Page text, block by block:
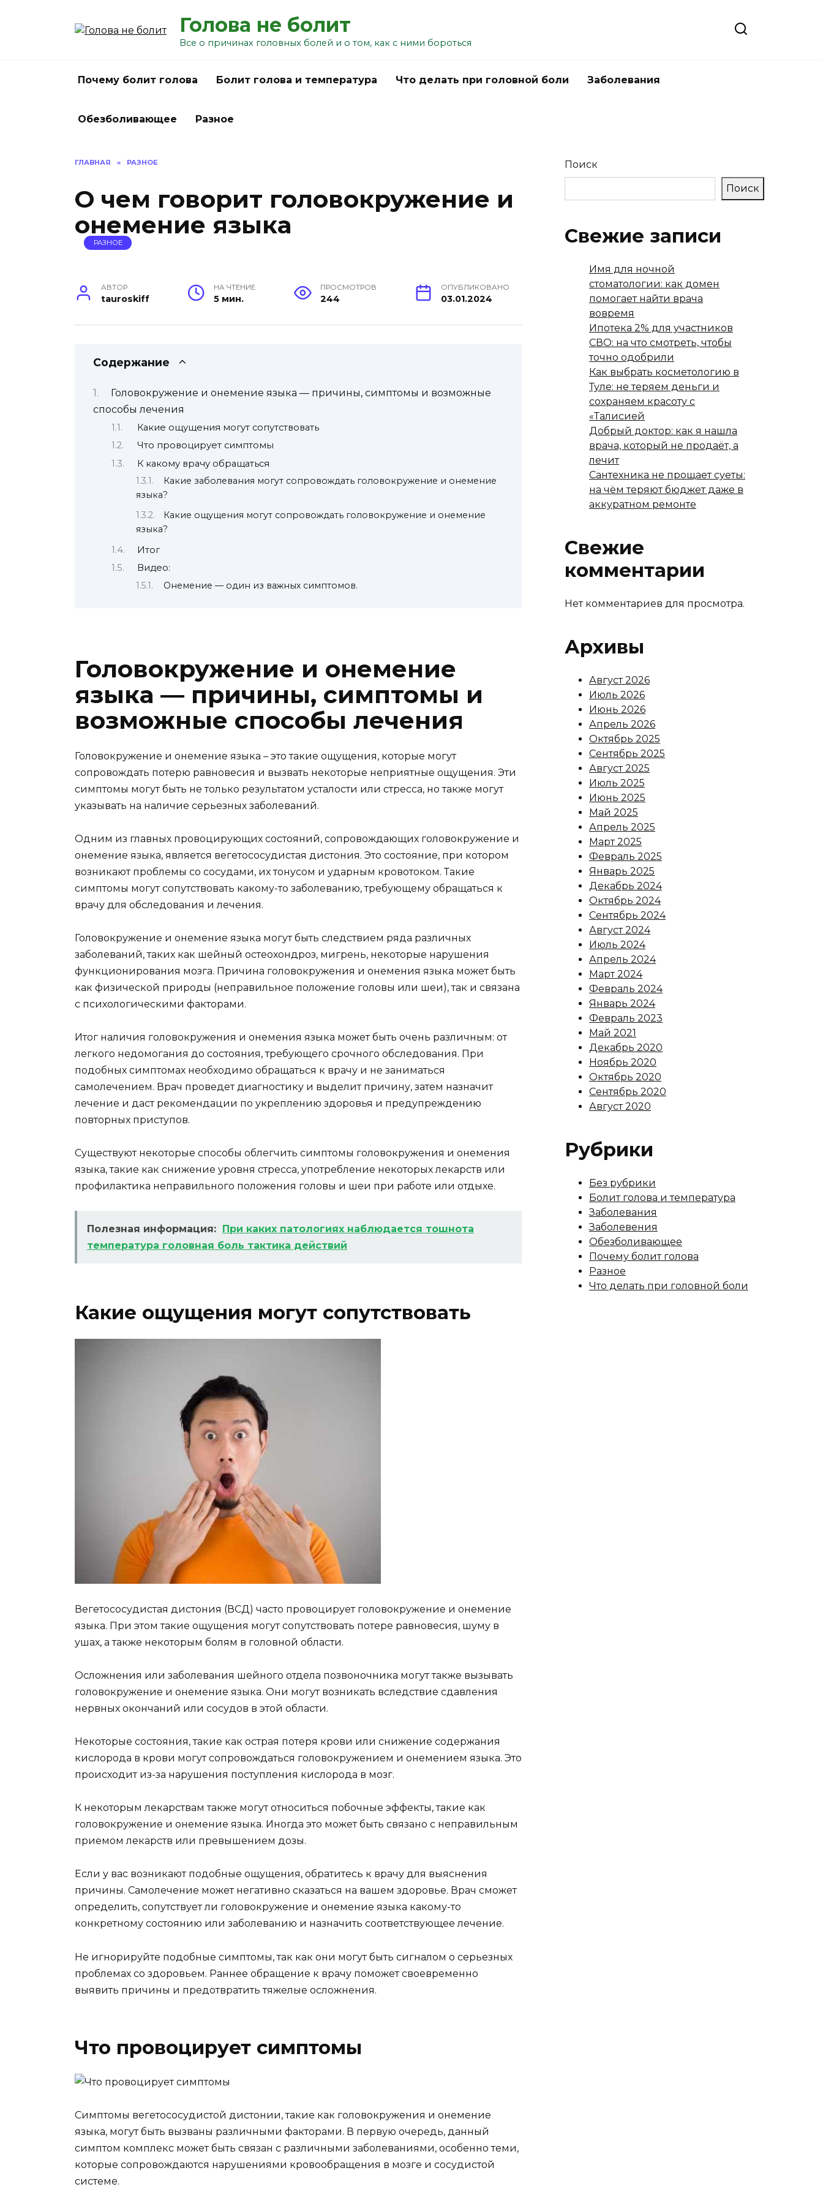
Голова не болит
Все о причинах головных болей и о том, как с ними бороться
Почему болит голова Болит голова и температура Что делать при головной боли Заболевания
Обезболивающее Разное
ГЛАВНАЯ » РАЗНОЕ
О чем говорит головокружение и
онемение языка
РАЗНОЕ
АВТОР
tauroskiff
НА ЧТЕНИЕ
5 мин.
ПРОСМОТРОВ
244
ОПУБЛИКОВАНО
03.01.2024
Содержание
Головокружение и онемение языка — причины, симптомы и возможные
способы лечения
Какие ощущения могут сопутствовать
Что провоцирует симптомы
К какому врачу обращаться
Какие заболевания могут сопровождать головокружение и онемение
языка?
Какие ощущения могут сопровождать головокружение и онемение
языка?
Итог
Видео:
Онемение — один из важных симптомов.
Головокружение и онемение
языка — причины, симптомы и
возможные способы лечения
Головокружение и онемение языка – это такие ощущения, которые могут
сопровождать потерю равновесия и вызвать некоторые неприятные ощущения. Эти
симптомы могут быть не только результатом усталости или стресса, но также могут
указывать на наличие серьезных заболеваний.
Одним из главных провоцирующих состояний, сопровождающих головокружение и
онемение языка, является вегетососудистая дистония. Это состояние, при котором
возникают проблемы со сосудами, их тонусом и ударным кровотоком. Такие
симптомы могут сопутствовать какому-то заболеванию, требующему обращаться к
врачу для обследования и лечения.
Головокружение и онемение языка могут быть следствием ряда различных
заболеваний, таких как шейный остеохондроз, мигрень, некоторые нарушения
функционирования мозга. Причина головокружения и онемения языка может быть
как физической природы (неправильное положение головы или шеи), так и связана
с психологическими факторами.
Итог наличия головокружения и онемения языка может быть очень различным: от
легкого недомогания до состояния, требующего срочного обследования. При
подобных симптомах необходимо обращаться к врачу и не заниматься
самолечением. Врач проведет диагностику и выделит причину, затем назначит
лечение и даст рекомендации по укреплению здоровья и предупреждению
повторных приступов.
Существуют некоторые способы облегчить симптомы головокружения и онемения
языка, такие как снижение уровня стресса, употребление некоторых лекарств или
профилактика неправильного положения головы и шеи при работе или отдыхе.
Полезная информация:
При каких патологиях наблюдается тошнота
температура головная боль тактика действий
Какие ощущения могут сопутствовать
Вегетососудистая дистония (ВСД) часто провоцирует головокружение и онемение
языка. При этом такие ощущения могут сопутствовать потере равновесия, шуму в
ушах, а также некоторым болям в головной области.
Осложнения или заболевания шейного отдела позвоночника могут также вызывать
головокружение и онемение языка. Они могут возникать вследствие сдавления
нервных окончаний или сосудов в этой области.
Некоторые состояния, такие как острая потеря крови или снижение содержания
кислорода в крови могут сопровождаться головокружением и онемением языка. Это
происходит из-за нарушения поступления кислорода в мозг.
К некоторым лекарствам также могут относиться побочные эффекты, такие как
головокружение и онемение языка. Иногда это может быть связано с неправильным
приемом лекарств или превышением дозы.
Если у вас возникают подобные ощущения, обратитесь к врачу для выяснения
причины. Самолечение может негативно сказаться на вашем здоровье. Врач сможет
определить, сопутствует ли головокружение и онемение языка какому-то
конкретному состоянию или заболеванию и назначить соответствующее лечение.
Не игнорируйте подобные симптомы, так как они могут быть сигналом о серьезных
проблемах со здоровьем. Раннее обращение к врачу поможет своевременно
выявить причины и предотвратить тяжелые осложнения.
Что провоцирует симптомы
Симптомы вегетососудистой дистонии, такие как головокружения и онемение
языка, могут быть вызваны различными факторами. В первую очередь, данный
симптом комплекс может быть связан с различными заболеваниями, особенно теми,
которые сопровождаются нарушениями кровообращения в мозге и сосудистой
системе.
Поиск
Поиск
Свежие записи
Имя для ночной
стоматологии: как домен
помогает найти врача
вовремя
Ипотека 2% для участников
СВО: на что смотреть, чтобы
точно одобрили
Как выбрать косметологию в
Туле: не теряем деньги и
сохраняем красоту с
«Талисией
Добрый доктор: как я нашла
врача, который не продаёт, а
лечит
Сантехника не прощает суеты:
на чём теряют бюджет даже в
аккуратном ремонте
Свежие
комментарии
Нет комментариев для просмотра.
Архивы
Август 2026
Июль 2026
Июнь 2026
Апрель 2026
Октябрь 2025
Сентябрь 2025
Август 2025
Июль 2025
Июнь 2025
Май 2025
Апрель 2025
Март 2025
Февраль 2025
Январь 2025
Декабрь 2024
Октябрь 2024
Сентябрь 2024
Август 2024
Июль 2024
Апрель 2024
Март 2024
Февраль 2024
Январь 2024
Февраль 2023
Май 2021
Декабрь 2020
Ноябрь 2020
Октябрь 2020
Сентябрь 2020
Август 2020
Рубрики
Без рубрики
Болит голова и температура
Заболевания
Заболевения
Обезболивающее
Почему болит голова
Разное
Что делать при головной боли